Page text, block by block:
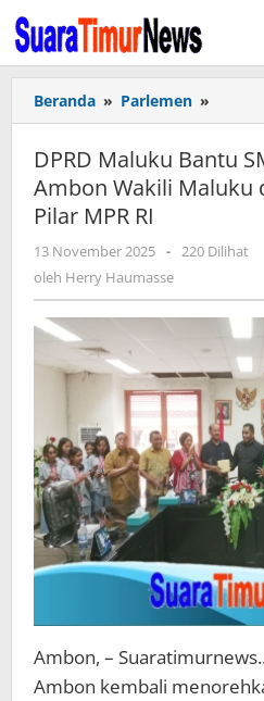
Lewati
ke
konten
Beranda » Parlemen »
SMA
Negeri
Wakili
di
Lomba
Empat
Pilar
MPR
RI
DPRD Maluku Bantu
Ambon Wakili Maluku
Pilar MPR RI
13 November 2025 oleh
Herry
- 220 Dilihat
oleh Herry Haumasse
Ambon, –
Ambon kembali